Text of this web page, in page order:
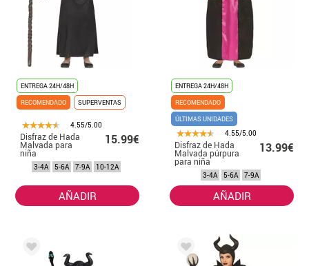
ENTREGA 24H/48H
RECOMENDADO
SUPERVENTAS
4.55/5.00
Disfraz de Hada
Malvada para
niña
15.99€
3-4A 5-6A 7-9A 10-12A
AÑADIR
ENTREGA 24H/48H
RECOMENDADO
ÚLTIMAS UNIDADES
4.55/5.00
Disfraz de Hada
Malvada púrpura
para niña
13.99€
3-4A 5-6A 7-9A
AÑADIR